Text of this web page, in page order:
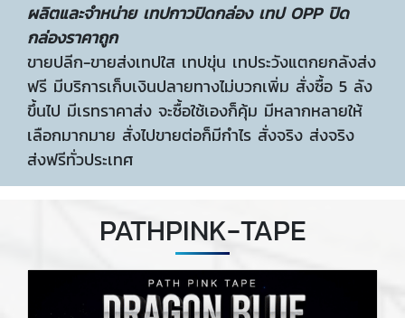
ผลิตและจำหน่าย เทปกาวปิดกล่อง เทป OPP ปิด
กล่องราคาถูก
ขายปลีก-ขายส่งเทปใส เทปขุ่น เทประวังแตกยกลังส่ง
ฟรี มีบริการเก็บเงินปลายทางไม่บวกเพิ่ม สั่งซื้อ 5 ลัง
ขึ้นไป มีเรทราคาส่ง จะซื้อใช้เองก็คุ้ม มีหลากหลายให้
เลือกมากมาย สั่งไปขายต่อก็มีกำไร สั่งจริง ส่งจริง
ส่งฟรีทั่วประเทศ
PATHPINK-TAPE